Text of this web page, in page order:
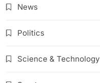
News
Politics
Science & Technology